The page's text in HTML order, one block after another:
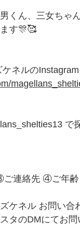
くん、三女ちゃ
す🎊🥰
ネルのInstagram
で
連絡先 ④ご年齢
ケネル お問い合
タのDMにてお